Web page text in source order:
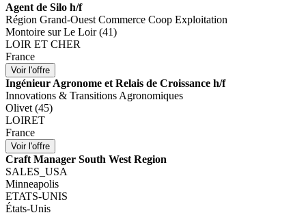
Agent de Silo h/f
Région Grand-Ouest Commerce Coop Exploitation
Montoire sur Le Loir (41)
LOIR ET CHER
France
Ingénieur Agronome et Relais de Croissance h/f
Innovations & Transitions Agronomiques
Olivet (45)
LOIRET
France
Craft Manager South West Region
SALES_USA
Minneapolis
ETATS-UNIS
États-Unis